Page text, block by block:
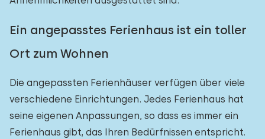
Ein angepasstes Ferienhaus ist ein toller
Ort zum Wohnen
Die angepassten Ferienhäuser verfügen über viele
verschiedene Einrichtungen. Jedes Ferienhaus hat
seine eigenen Anpassungen, so dass es immer ein
Ferienhaus gibt, das Ihren Bedürfnissen entspricht.